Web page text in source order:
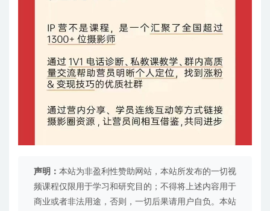
声明： 本站为非盈利性赞助网站，本站所发布的一切视
频课程仅限用于学习和研究目的；不得将上述内容用于
商业或者非法用途，否则，一切后果请用户自负。本站